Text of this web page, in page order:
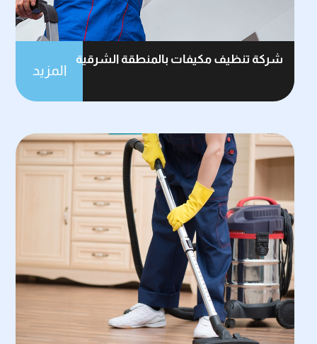
شركة تنظيف مكيفات بالمنطقة الشرقية
المزيد